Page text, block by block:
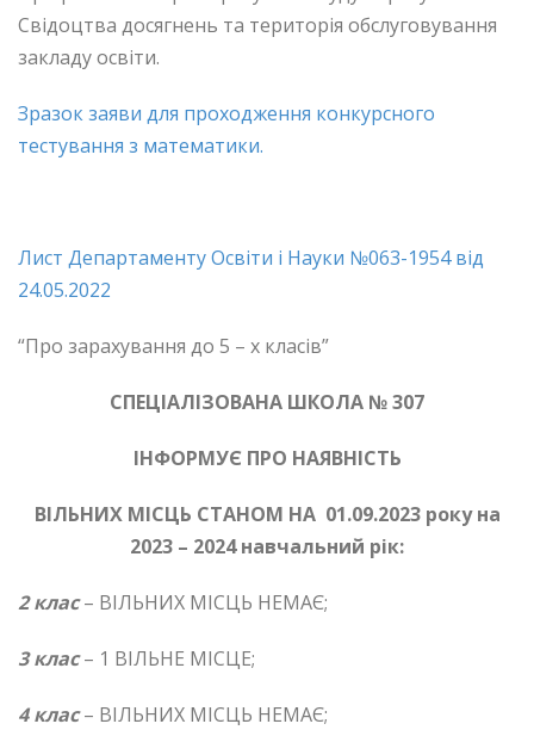
Свідоцтва досягнень та територія обслуговування
закладу освіти.
Зразок заяви для проходження конкурсного
тестування з математики.
Лист Департаменту Освіти і Науки №063-1954 від
24.05.2022
“Про зарахування до 5 – х класів”
СПЕЦІАЛІЗОВАНА ШКОЛА № 307
ІНФОРМУЄ ПРО НАЯВНІСТЬ
ВІЛЬНИХ МІСЦЬ СТАНОМ НА 01.09.2023 року на
2023 – 2024 навчальний рік:
2 клас– ВІЛЬНИХ МІСЦЬ НЕМАЄ;
3 клас – 1 ВІЛЬНЕ МІСЦЕ;
4 клас– ВІЛЬНИХ МІСЦЬ НЕМАЄ;